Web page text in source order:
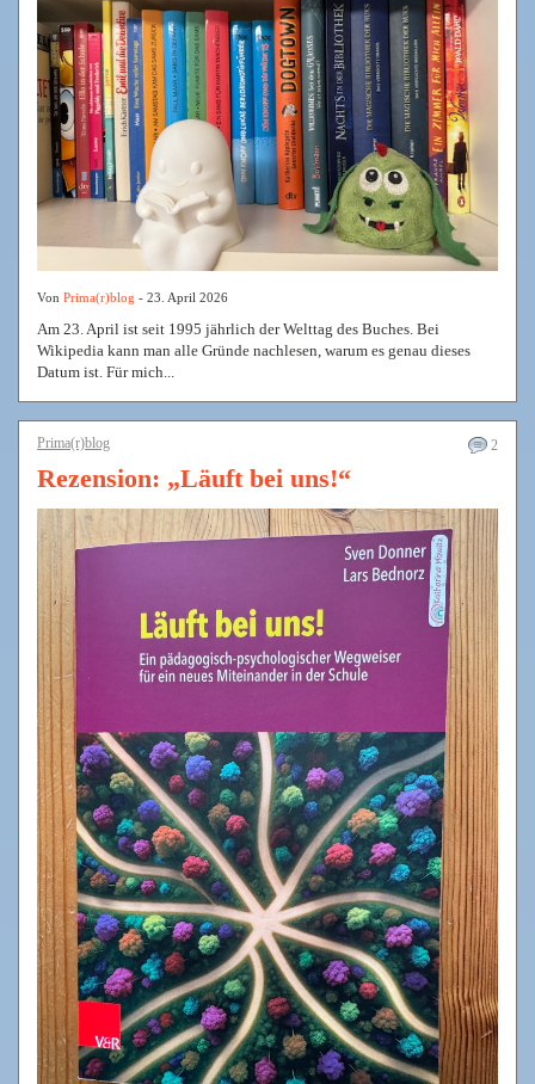
Von Prima(r)blog - 23. April 2026
Am 23. April ist seit 1995 jährlich der Welttag des Buches. Bei
Wikipedia kann man alle Gründe nachlesen, warum es genau dieses
Datum ist. Für mich...
2
Prima(r)blog
Rezension: „Läuft bei uns!“